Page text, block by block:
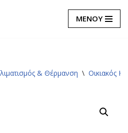
ΜΕΝΟΥ
& Θέρμανση \ Οικιακός